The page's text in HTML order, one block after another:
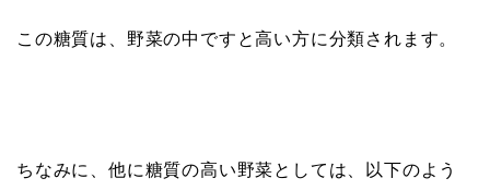
この糖質は、野菜の中ですと高い方に分類されます。
ちなみに、他に糖質の高い野菜としては、以下のよう